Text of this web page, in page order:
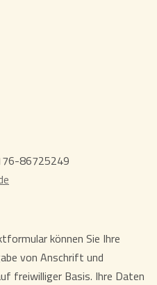
86725249
können Sie Ihre
von Anschrift und
freiwilliger Basis. Ihre Daten